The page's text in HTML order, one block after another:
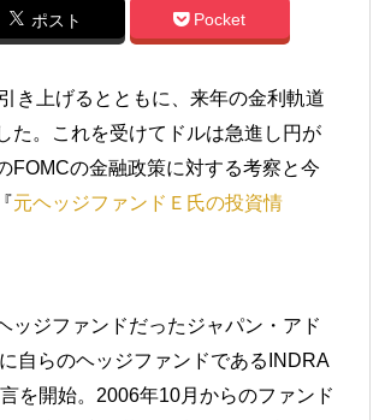
ポスト Pocket
き上げるとともに、来年の金利軌道
た。これを受けてドルは急進し円が
FOMCの金融政策に対する考察と今
元ヘッジファンドＥ氏の投資情
ッジファンドだったジャパン・アド
自らのヘッジファンドであるINDRA
を開始。2006年10月からのファンド